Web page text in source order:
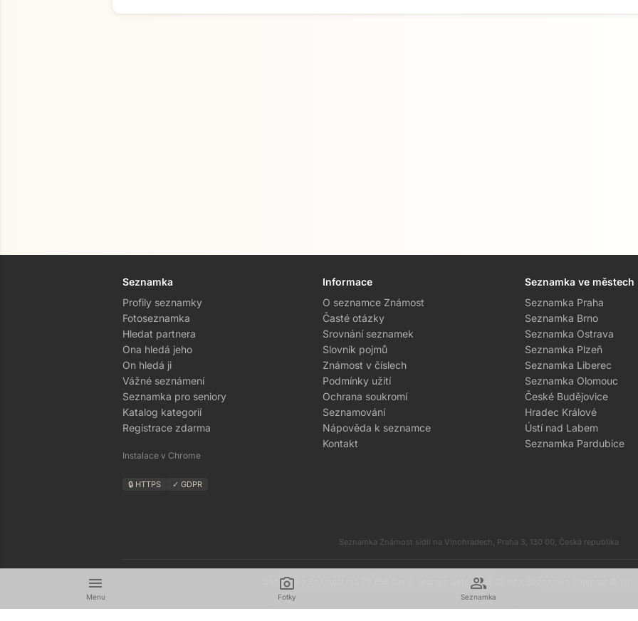
menu
Menu
camera_alt
Fotky
group
Seznamka
Seznamka
Profily seznamky
Fotoseznamka
Hledat partnera
Ona hledá jeho
On hledá ji
Vážné seznámení
Seznamka pro seniory
Katalog kategorií
Registrace zdarma
Instalace v Chrome
🔒 HTTPS ✓ GDPR
Informace
O seznamce Známost
Časté otázky
Srovnání seznamek
Slovník pojmů
Známost v číslech
Podmínky užití
Ochrana soukromí
Seznamování
Nápověda k seznamce
Kontakt
Seznamka ve městech
Seznamka Praha
Seznamka Brno
Seznamka Ostrava
Seznamka Plzeň
Seznamka Liberec
Seznamka Olomouc
České Budějovice
Hradec Králové
Ústí nad Labem
Seznamka Pardubice
Seznamka Známost sídlí na Vinohradech, Praha 3, 130 00, Česká republika
Seznamka Známost má 70 656 členů, seznamujete se už 25 let Seznamka Známost ©